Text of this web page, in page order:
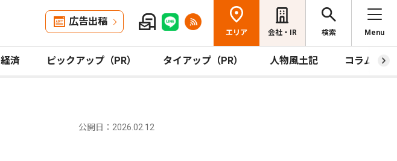
広告出稿
エリア 会社・IR 検索 Menu
経済 ピックアップ（PR） タイアップ（PR） 人物風土記 コラム
公開日：2026.02.12